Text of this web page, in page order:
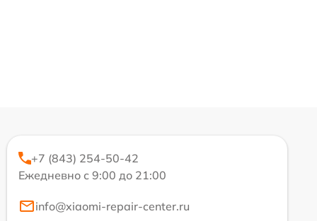
+7 (843) 254-50-42
Ежедневно с 9:00 до 21:00
info@xiaomi-repair-center.ru